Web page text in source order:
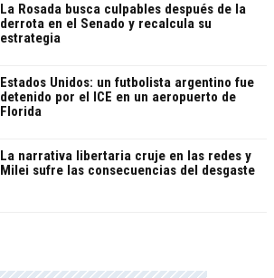
La Rosada busca culpables después de la
derrota en el Senado y recalcula su
estrategia
Estados Unidos: un futbolista argentino fue
detenido por el ICE en un aeropuerto de
Florida
La narrativa libertaria cruje en las redes y
Milei sufre las consecuencias del desgaste